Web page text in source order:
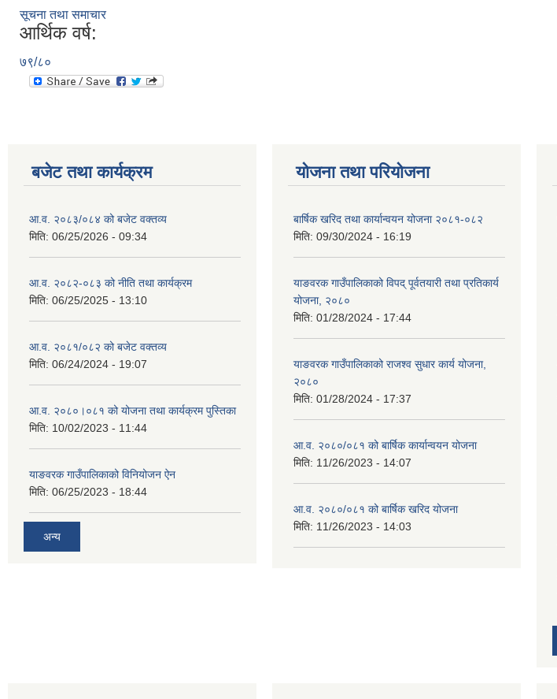
सूचना तथा समाचार
आर्थिक वर्ष:
७९/८०
बजेट तथा कार्यक्रम
आ.व. २०८३/०८४ को बजेट वक्तव्य
मिति: 06/25/2026 - 09:34
आ.व. २०८२-०८३ को नीति तथा कार्यक्रम
मिति: 06/25/2025 - 13:10
आ.व. २०८१/०८२ को बजेट वक्तव्य
मिति: 06/24/2024 - 19:07
आ.व. २०८०।०८१ को योजना तथा कार्यक्रम पुस्तिका
मिति: 10/02/2023 - 11:44
याङवरक गाउँपालिकाको विनियोजन ऐन
मिति: 06/25/2023 - 18:44
अन्य
योजना तथा परियोजना
बार्षिक खरिद तथा कार्यान्वयन योजना २०८१-०८२
मिति: 09/30/2024 - 16:19
याङवरक गाउँपालिकाको विपद् पूर्वतयारी तथा प्रतिकार्य
योजना, २०८०
मिति: 01/28/2024 - 17:44
याङवरक गाउँपालिकाको राजश्व सुधार कार्य योजना,
२०८०
मिति: 01/28/2024 - 17:37
आ.व. २०८०/०८१ को बार्षिक कार्यान्वयन योजना
मिति: 11/26/2023 - 14:07
आ.व. २०८०/०८१ को बार्षिक खरिद योजना
मिति: 11/26/2023 - 14:03